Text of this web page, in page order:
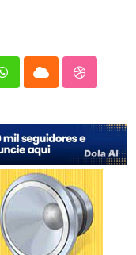
WhatsappCloud